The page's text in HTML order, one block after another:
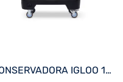
CONSERVADORA IGLOO 118 LITROS PARTY BAR GRIS 34413